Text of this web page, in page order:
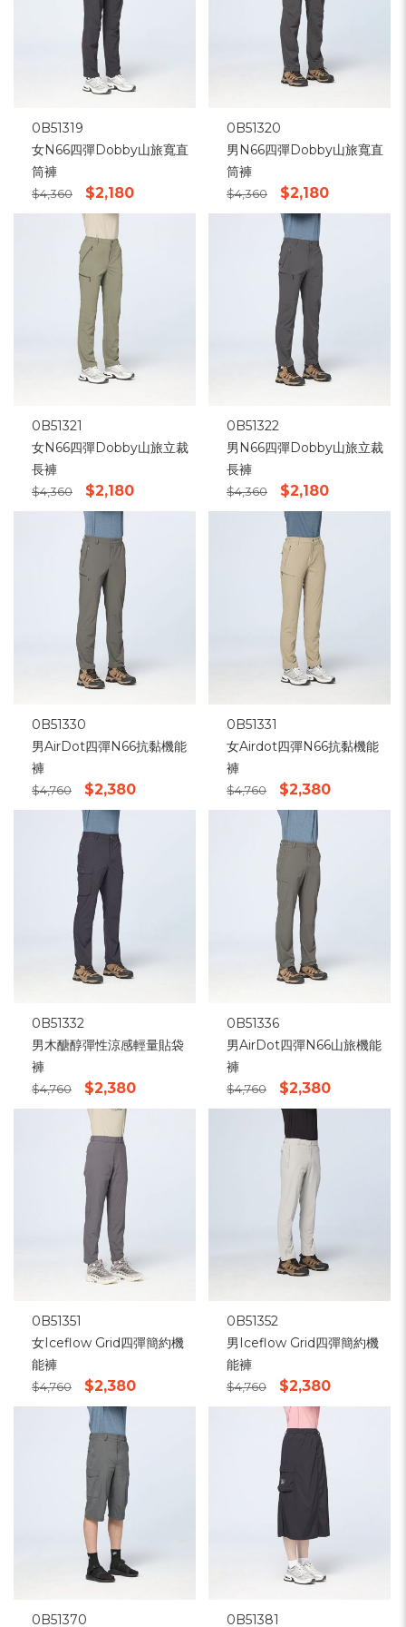
0B51319
女N66四彈Dobby山旅寬直
筒褲
$4,360 $2,180
0B51320
男N66四彈Dobby山旅寬直
筒褲
$4,360 $2,180
0B51321
女N66四彈Dobby山旅立裁
長褲
$4,360 $2,180
0B51322
男N66四彈Dobby山旅立裁
長褲
$4,360 $2,180
0B51330
男AirDot四彈N66抗黏機能
褲
$4,760 $2,380
0B51331
女Airdot四彈N66抗黏機能
褲
$4,760 $2,380
0B51332
男木醣醇彈性涼感輕量貼袋
褲
$4,760 $2,380
0B51336
男AirDot四彈N66山旅機能
褲
$4,760 $2,380
0B51351
女Iceflow Grid四彈簡約機
能褲
$4,760 $2,380
0B51352
男Iceflow Grid四彈簡約機
能褲
$4,760 $2,380
0B51370 0B51381